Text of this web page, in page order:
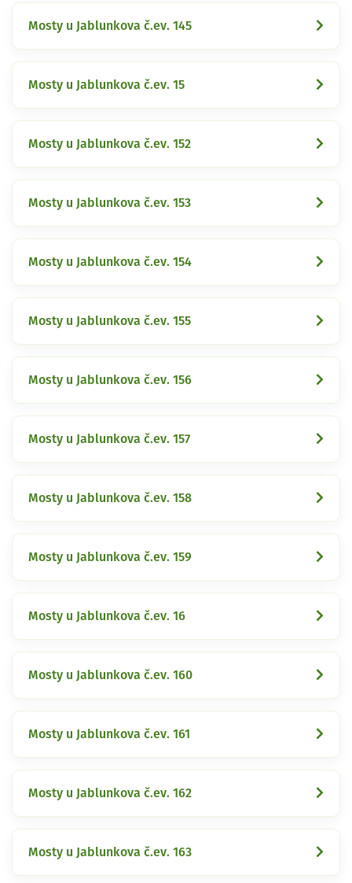
Mosty u Jablunkova č.ev. 145
Mosty u Jablunkova č.ev. 15
Mosty u Jablunkova č.ev. 152
Mosty u Jablunkova č.ev. 153
Mosty u Jablunkova č.ev. 154
Mosty u Jablunkova č.ev. 155
Mosty u Jablunkova č.ev. 156
Mosty u Jablunkova č.ev. 157
Mosty u Jablunkova č.ev. 158
Mosty u Jablunkova č.ev. 159
Mosty u Jablunkova č.ev. 16
Mosty u Jablunkova č.ev. 160
Mosty u Jablunkova č.ev. 161
Mosty u Jablunkova č.ev. 162
Mosty u Jablunkova č.ev. 163